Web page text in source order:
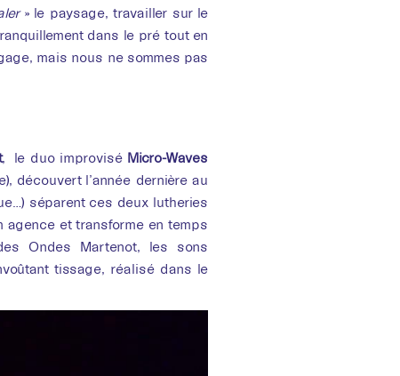
» le paysage, travailler sur le
dans le pré tout en
mais nous ne sommes pas
, le duo improvisé Micro-Waves
découvert l’année dernière au
séparent ces deux lutheries
agence et transforme en temps
Ondes Martenot, les sons
tissage, réalisé dans le